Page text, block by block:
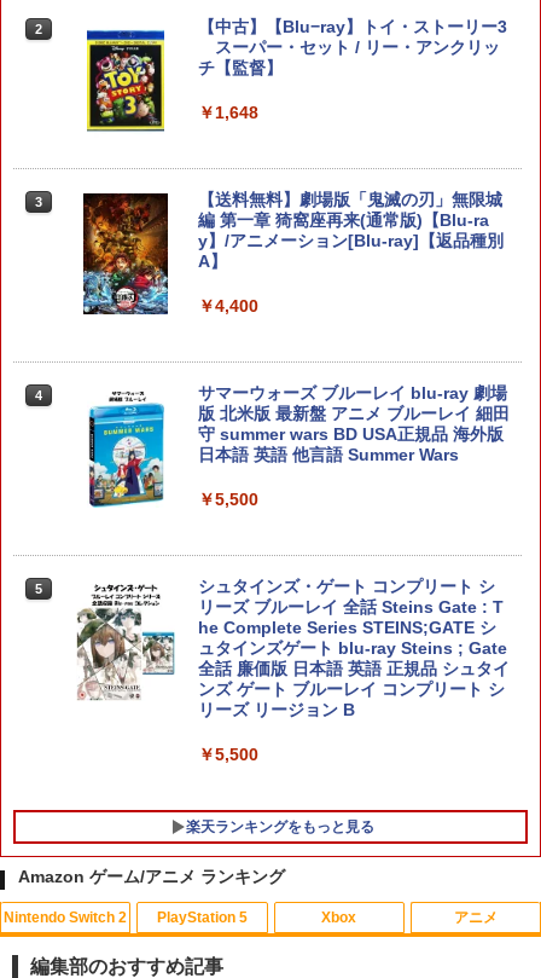
ヨッシーとフカシギの図鑑
￥7,021
FINAL FANTASY X/X-2 HD Remaster
【Switch2】 POT-P-ABPVA
￥7,106
MAGES. 【Joshinオリジナル特典付】
【Switch2】STEINS;GATE RE:BOOT
（シュタインズゲート リブート） 通常
ゲ-ト リブ-ト ツウジョウ]
龍の国 ルーンファクトリー Nintendo S
witch 2 Edition
￥7,458
￥580
【楽天1位】【即日発送】PS5 コントロ
電スタンド ソニー プレイステーション5
PlayStation5 コントローラー対応 プレ
ステ コントローラー 急速 プレステ5 LE
Dライト
【新品】PS5 Dead by Daylight スペシ
ャルエディション 公式日本版【CERO:
Z】【メール便】
￥3,220
【中古】[PS5] ファンタジーライフi グル
グルの竜と時をぬすむ少女 レベルファイ
ブ(20250522)
￥3,980
クスペディション33 PS5 【CERO Z(18
￥5,010
2
【8/11まで！抽選で最大全額ポイントバ
ック】 1ヶ月保証！ 8BitDo USB Wirele
ss Adapter 2 ワイヤレス USBアダプタ
Windows Mac Raspbery Xbox Series
￥2,690
witch
[Switch] Nintendo Switch Online + 追
利用券 （ダウンロード版） ※1,000ポ
イントまでご利用可
￥5,900
TAITO TAS-L-001 アーケードメモリー
ズVOL.1 Lite [イーグレットツー ミニ用
ソフト]
2
【中古】【Blu−ray】トイ・ストーリー3
スーパー・セット / リー・アンクリッ
チ【監督】
￥1,648
3
【送料無料】劇場版「鬼滅の刃」無限城
編 第一章 猗窩座再来(通常版)【Blu-ra
y】/アニメーション[Blu-ray]【返品種別
A】
￥4,400
4
サマーウォーズ ブルーレイ blu-ray 劇場
版 北米版 最新盤 アニメ ブルーレイ 細田
守 summer wars BD USA正規品 海外版
日本語 英語 他言語 Summer Wars
￥5,500
5
シュタインズ・ゲート コンプリート シ
リーズ ブルーレイ 全話 Steins Gate : T
he Complete Series STEINS;GATE シ
ュタインズゲート blu-ray Steins ; Gate
全話 廉価版 日本語 英語 正規品 シュタイ
ンズ ゲート ブルーレイ コンプリート シ
リーズ リージョン B
￥5,500
楽天ランキングをもっと見る
Amazon ゲーム/アニメ ランキング
Nintendo Switch 2 PlayStation 5 Xbox アニメ
編集部のおすすめ記事